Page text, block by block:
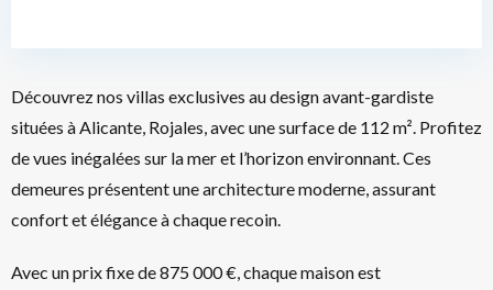
Découvrez nos villas exclusives au design avant-gardiste
situées à Alicante, Rojales, avec une surface de 112 m². Profitez
de vues inégalées sur la mer et l’horizon environnant. Ces
demeures présentent une architecture moderne, assurant
confort et élégance à chaque recoin.
Avec un prix fixe de 875 000 €, chaque maison est